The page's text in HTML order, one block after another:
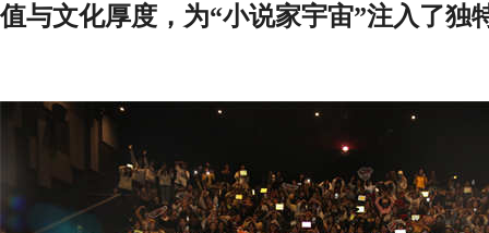
值与文化厚度，为“小说家宇宙”注入了独